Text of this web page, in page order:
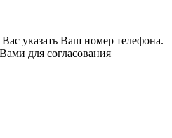
указать Ваш номер телефона.
для согласования